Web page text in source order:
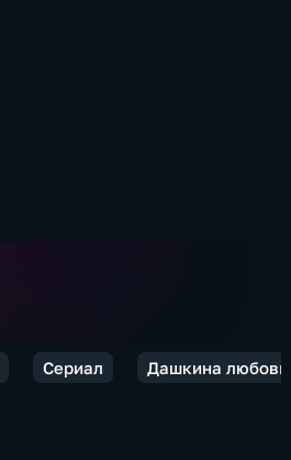
Сериал Дашкина любовь